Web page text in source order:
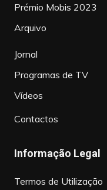
Prémio Mobis 2023
Arquivo
Jornal
Programas de TV
Vídeos
Contactos
Informação Legal
Termos de Utilização